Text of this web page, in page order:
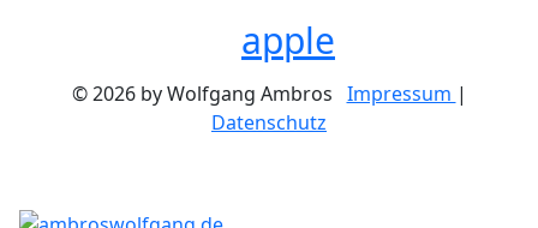
apple
© 2026 by Wolfgang Ambros Impressum |
Datenschutz